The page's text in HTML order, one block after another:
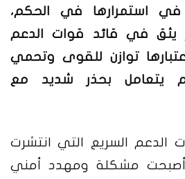
في استمرارها في الحكم،
يثق في قائد قوات الدعم
توازن للقوى وتحمي
يتعامل بحذر شديد مع
الدعم السريع التي انتشرت
مشكلة ومهدد أمني